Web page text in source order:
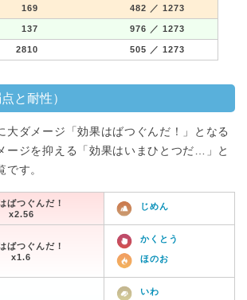
169 482 ／ 1273
137 976 ／ 1273
2810 505 ／ 1273
と耐性）
大ダメージ「効果はばつぐんだ！」となる
ージを抑える「効果はいまひとつだ…」と
です。
ばつぐんだ！
x2.56
じめん
ばつぐんだ！
x1.6
かくとう
ほのお
いわ